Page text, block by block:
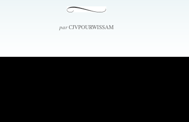
parCJVPOURWISSAM